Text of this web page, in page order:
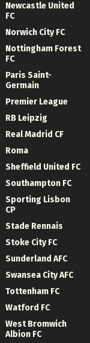
Newcastle United
FC
Norwich City FC
Nottingham Forest
FC
Paris Saint-
Germain
Premier League
RB Leipzig
Real Madrid CF
Roma
Sheffield United FC
Southampton FC
Sporting Lisbon
CP
Stade Rennais
Stoke City FC
Sunderland AFC
Swansea City AFC
Tottenham FC
Watford FC
West Bromwich
Albion FC